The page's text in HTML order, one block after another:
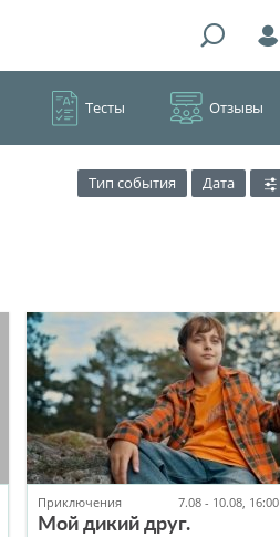
Тесты Отзывы
Тип события
Дата
Приключения 7.08 - 10.08, 16:00
Мой дикий друг.